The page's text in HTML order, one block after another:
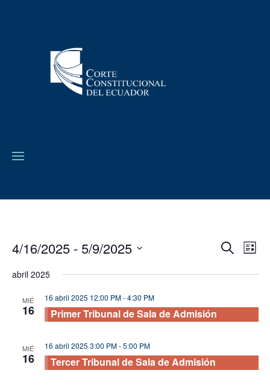
vistas
Buscar
Lista
4/16/2025 - 5/9/2025
fecha.
abril 2025
MIÉ
16
16 abril 2025 12:00 PM-4:30 PM
Primer Tribunal de Sala de Admisión
MIÉ
16
16 abril 2025 3:00 PM-5:00 PM
Tercer Tribunal de Sala de Admisión